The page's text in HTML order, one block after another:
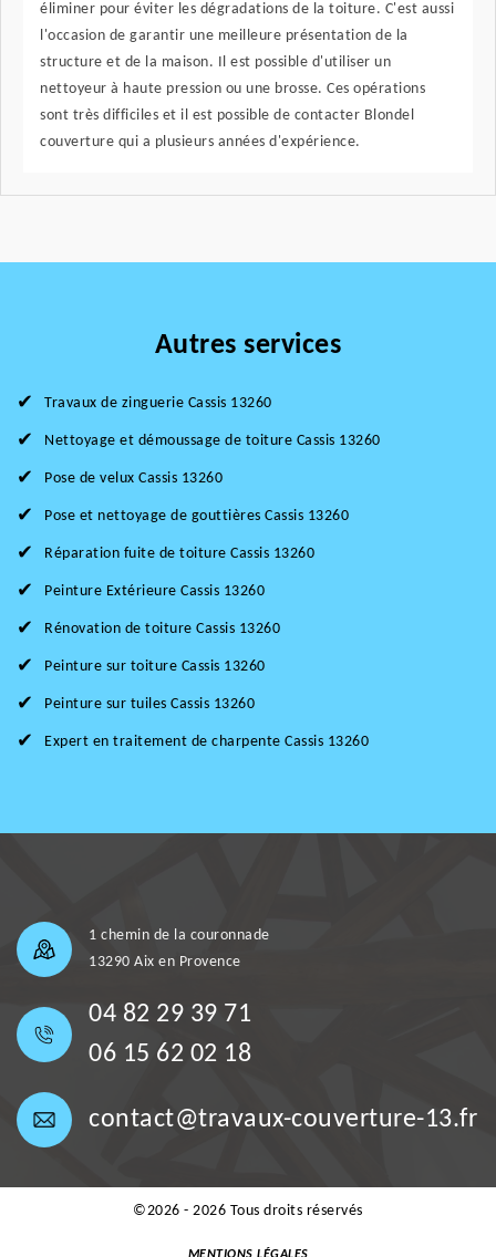
éliminer pour éviter les dégradations de la toiture. C'est aussi
l'occasion de garantir une meilleure présentation de la
structure et de la maison. Il est possible d'utiliser un
nettoyeur à haute pression ou une brosse. Ces opérations
sont très difficiles et il est possible de contacter Blondel
couverture qui a plusieurs années d'expérience.
Autres services
Travaux de zinguerie Cassis 13260
Nettoyage et démoussage de toiture Cassis 13260
Pose de velux Cassis 13260
Pose et nettoyage de gouttières Cassis 13260
Réparation fuite de toiture Cassis 13260
Peinture Extérieure Cassis 13260
Rénovation de toiture Cassis 13260
Peinture sur toiture Cassis 13260
Peinture sur tuiles Cassis 13260
Expert en traitement de charpente Cassis 13260
1 chemin de la couronnade
13290 Aix en Provence
04 82 29 39 71
06 15 62 02 18
contact@travaux-couverture-13.fr
©2026 - 2026 Tous droits réservés